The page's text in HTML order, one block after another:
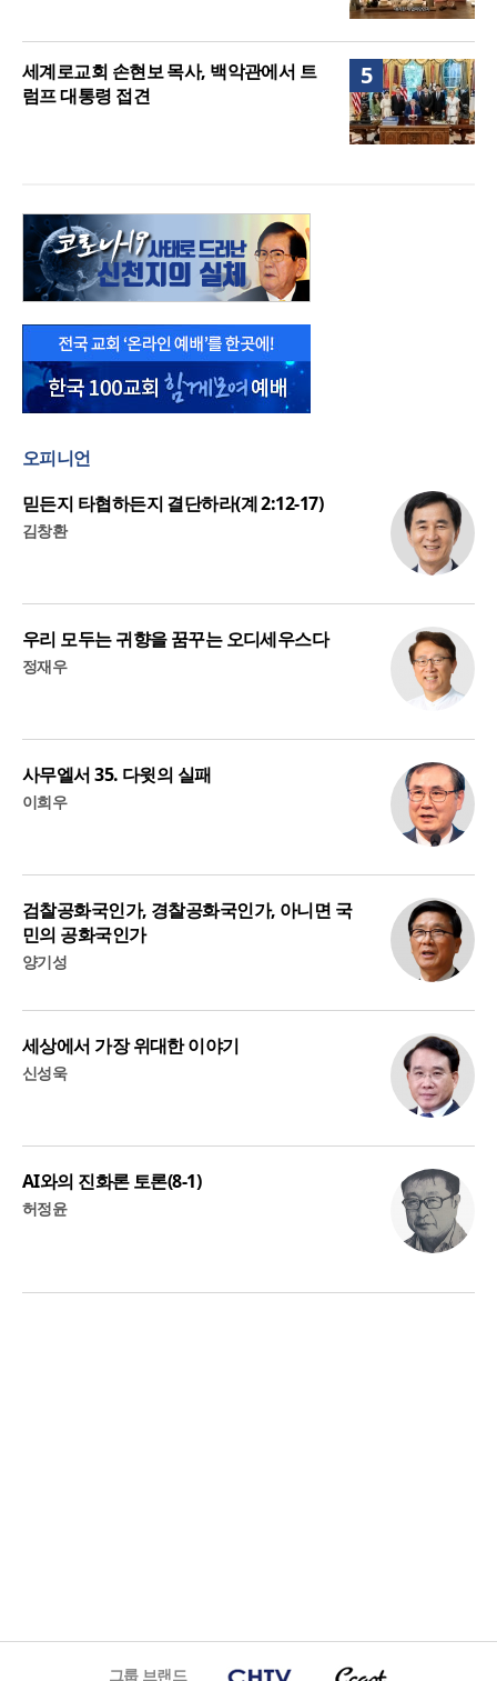
5
세계로교회 손현보 목사, 백악관에서 트
럼프 대통령 접견
오피니언
믿든지 타협하든지 결단하라(계 2:12-17)
김창환
우리 모두는 귀향을 꿈꾸는 오디세우스다
정재우
사무엘서 35. 다윗의 실패
이희우
검찰공화국인가, 경찰공화국인가, 아니면 국
민의 공화국인가
양기성
세상에서 가장 위대한 이야기
신성욱
AI와의 진화론 토론(8-1)
허정윤
그룹 브랜드